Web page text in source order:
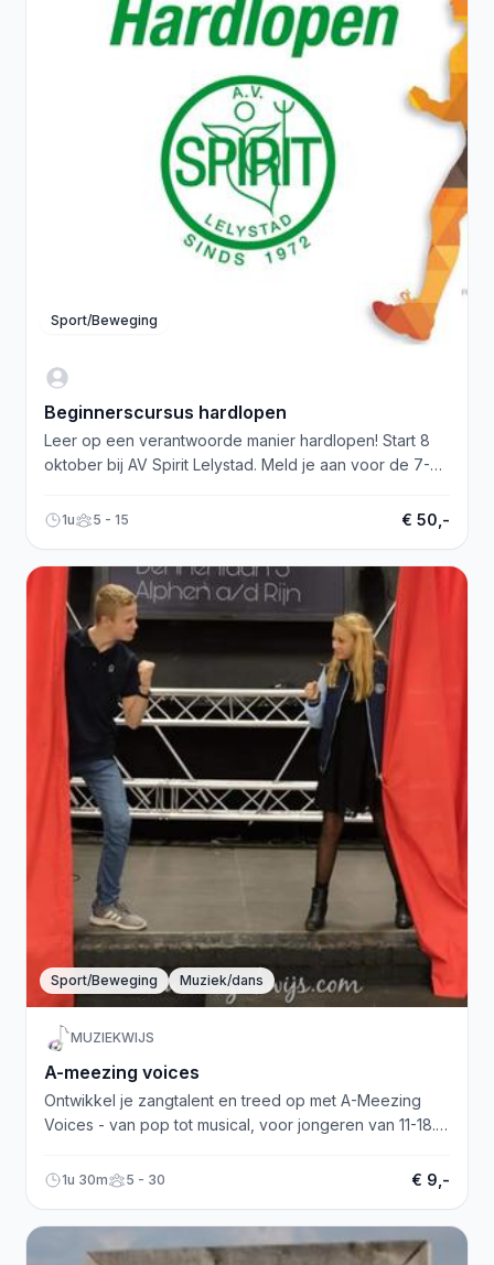
Sport/Beweging
Beginnerscursus hardlopen
Leer op een verantwoorde manier hardlopen! Start 8
oktober bij AV Spirit Lelystad. Meld je aan voor de 7-
1u 5 - 15 € 50,-
Sport/Beweging Muziek/dans
MUZIEKWIJS
A-meezing voices
Ontwikkel je zangtalent en treed op met A-Meezing
Voices - van pop tot musical, voor jongeren van 11-18.
1u 30m 5 - 30 € 9,-